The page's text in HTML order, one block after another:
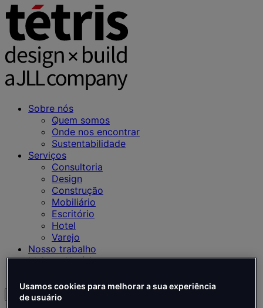
Sobre nós
Quem somos
Onde nos encontrar
Sustentabilidade
Serviços
Consultoria
Design
Construção
Mobiliário
Escritório
Hotel
Varejo
Nosso trabalho
Ideias e Notícias
Português
Usamos cookies para melhorar a sua experiência
de usuário